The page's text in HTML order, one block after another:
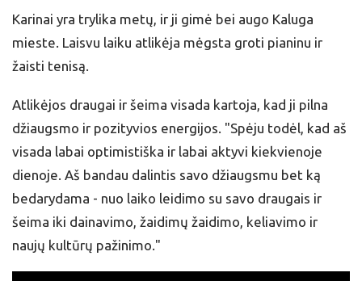
Karinai yra trylika metų, ir ji gimė bei augo Kaluga
mieste. Laisvu laiku atlikėja mėgsta groti pianinu ir
žaisti tenisą.
Atlikėjos draugai ir šeima visada kartoja, kad ji pilna
džiaugsmo ir pozityvios energijos. "Spėju todėl, kad aš
visada labai optimistiška ir labai aktyvi kiekvienoje
dienoje. Aš bandau dalintis savo džiaugsmu bet ką
bedarydama - nuo laiko leidimo su savo draugais ir
šeima iki dainavimo, žaidimų žaidimo, keliavimo ir
naujų kultūrų pažinimo."